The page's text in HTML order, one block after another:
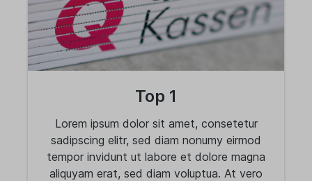
Top 1
Lorem ipsum dolor sit amet, consetetur
sadipscing elitr, sed diam nonumy eirmod
tempor invidunt ut labore et dolore magna
aliquyam erat, sed diam voluptua. At vero